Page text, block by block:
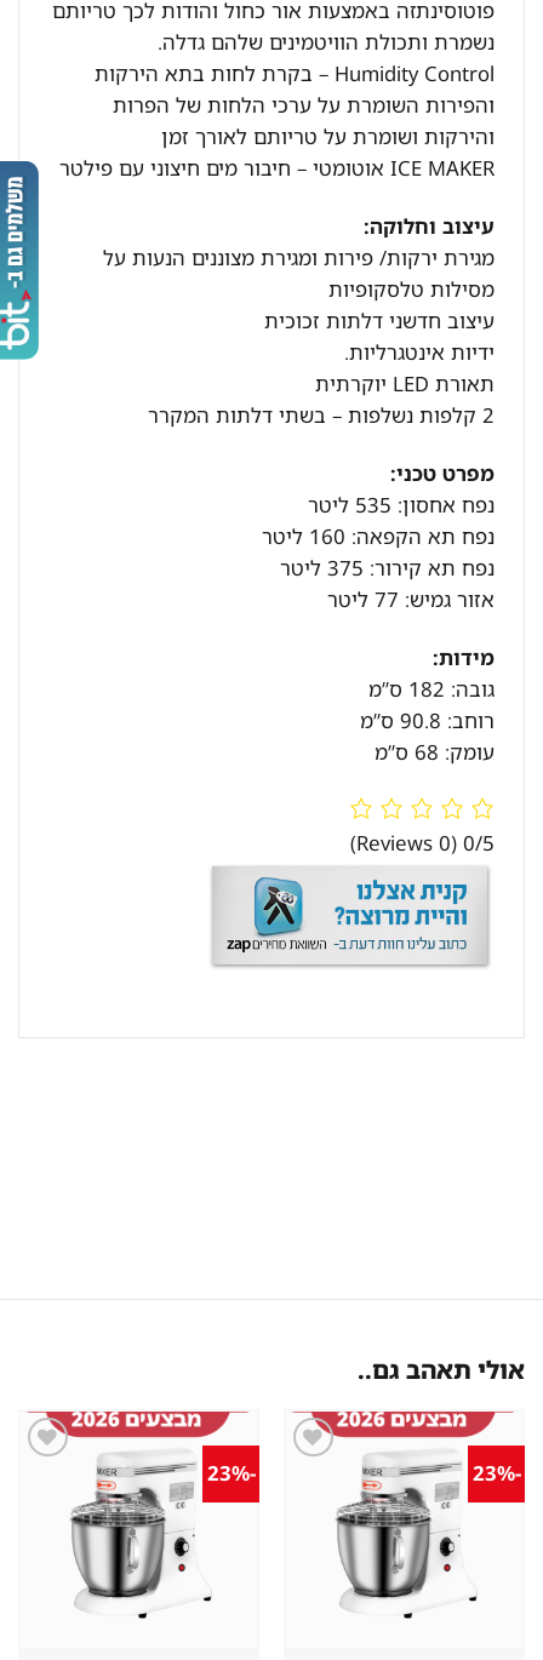
פוטוסינתזה באמצעות אור כחול והודות לכך טריותם
נשמרת ותכולת הוויטמינים שלהם גדלה.
Humidity Control – בקרת לחות בתא הירקות
והפירות השומרת על ערכי הלחות של הפרות
והירקות ושומרת על טריותם לאורך זמן
ICE MAKER אוטומטי – חיבור מים חיצוני עם פילטר
עיצוב וחלוקה:
מגירת ירקות/ פירות ומגירת מצוננים הנעות על
מסילות טלסקופיות
עיצוב חדשני דלתות זכוכית
ידיות אינטגרליות.
תאורת LED יוקרתית
2 קלפות נשלפות – בשתי דלתות המקרר
מפרט טכני:
נפח אחסון: 535 ליטר
נפח תא הקפאה: 160 ליטר
נפח תא קירור: 375 ליטר
אזור גמיש: 77 ליטר
מידות:
גובה: 182 ס”מ
רוחב: 90.8 ס”מ
עומק: 68 ס”מ
0/5
(0 Reviews)
אולי תאהב גם..
במועדפים
במועדפים